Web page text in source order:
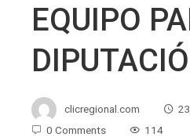
EQUIPO
clicregional.com
0 Comments
114